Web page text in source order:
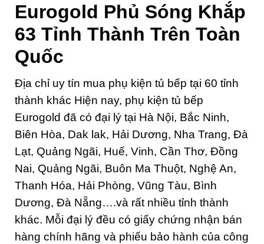
Eurogold Phủ Sóng Khắp
63 Tỉnh Thành Trên Toàn
Quốc
Địa chỉ uy tín mua phụ kiện tủ bếp tại 60 tỉnh
thành khác Hiện nay, phụ kiện tủ bếp
Eurogold đã có đại lý tại Hà Nội, Bắc Ninh,
Biên Hòa, Dak lak, Hải Dương, Nha Trang, Đà
Lạt, Quảng Ngãi, Huế, Vinh, Cần Thơ, Đồng
Nai, Quảng Ngãi, Buôn Ma Thuột, Nghệ An,
Thanh Hóa, Hải Phòng, Vũng Tàu, Bình
Dương, Đà Nẵng….và rất nhiều tỉnh thành
khác. Mỗi đại lý đều có giấy chứng nhận bán
hàng chính hãng và phiếu bảo hành của công